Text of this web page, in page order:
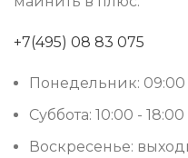
+7(495) 08 83 075
Понедельник: 09:00
Суббота: 10:00 - 18:00
Воскресенье: